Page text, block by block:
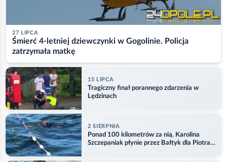
27 LIPCA
Śmierć 4-letniej dziewczynki w Gogolinie. Policja
zatrzymała matkę
15 LIPCA
Tragiczny finał porannego zdarzenia w
Lędzinach
2 SIERPNIA
Ponad 100 kilometrów za nią. Karolina
Szczepaniak płynie przez Bałtyk dla Piotra.